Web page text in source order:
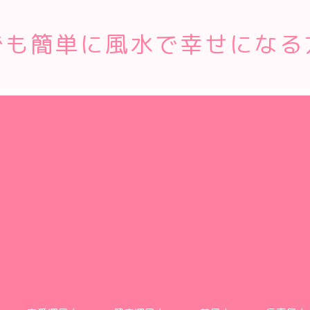
簡単に風水で幸せにな